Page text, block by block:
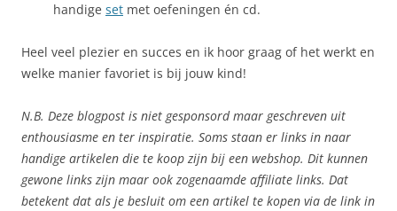
handige set met oefeningen én cd.
Heel veel plezier en succes en ik hoor graag of het werkt en
welke manier favoriet is bij jouw kind!
N.B. Deze blogpost is niet gesponsord maar geschreven uit
enthousiasme en ter inspiratie. Soms staan er links in naar
handige artikelen die te koop zijn bij een webshop. Dit kunnen
gewone links zijn maar ook zogenaamde affiliate links. Dat
betekent dat als je besluit om een artikel te kopen via de link in